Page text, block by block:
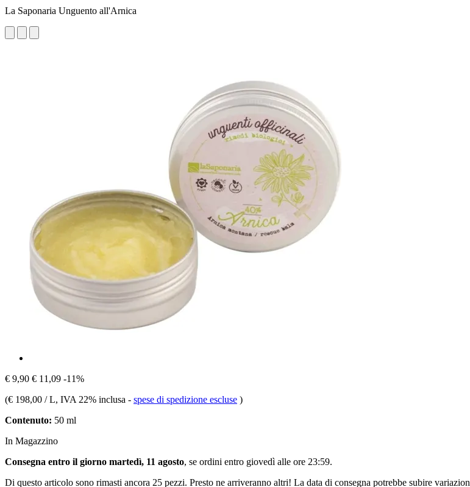
La Saponaria Unguento all'Arnica
€ 9,90 € 11,09 -11%
(€ 198,00 / L, IVA 22% inclusa - spese di spedizione escluse )
Contenuto: 50 ml
In Magazzino
Consegna entro il giorno martedì, 11 agosto, se ordini entro giovedì alle ore 23:59.
Di questo articolo sono rimasti ancora 25 pezzi. Presto ne arriveranno altri! La data di consegna potrebbe subire